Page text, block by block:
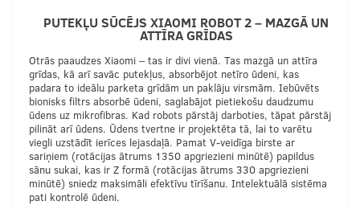
PUTEKĻU SŪCĒJS XIAOMI ROBOT 2 – MAZGĀ UN
ATTĪRA GRĪDAS
Otrās paaudzes Xiaomi – tas ir divi vienā. Tas mazgā un attīra
grīdas, kā arī savāc putekļus, absorbējot netīro ūdeni, kas
padara to ideālu parketa grīdām un paklāju virsmām. Iebūvēts
bionisks filtrs absorbē ūdeni, saglabājot pietiekošu daudzumu
ūdens uz mikrofibras. Kad robots pārstāj darboties, tāpat pārstāj
pilināt arī ūdens. Ūdens tvertne ir projektēta tā, lai to varētu
viegli uzstādīt ierīces lejasdaļā. Pamat V-veidīga birste ar
sariņiem (rotācijas ātrums 1350 apgriezieni minūtē) papildus
sānu sukai, kas ir Z formā (rotācijas ātrums 330 apgriezieni
minūtē) sniedz maksimāli efektīvu tīrīšanu. Intelektuālā sistēma
pati kontrolē ūdeni.